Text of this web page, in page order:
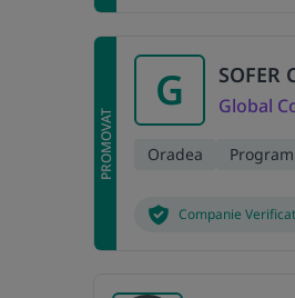
PROMOVAT
G SOFER
Global
Oradea
Companie